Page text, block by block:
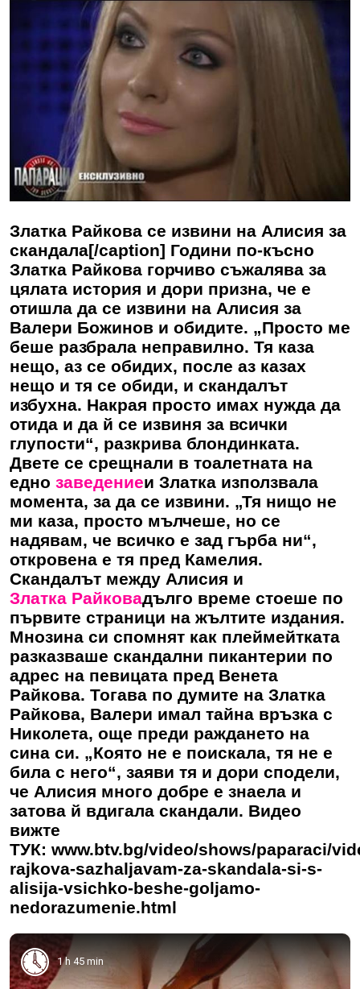
Златка Райкова се извини на Алисия за
скандала[/caption] Години по-късно
Златка Райкова горчиво съжалява за
цялата история и дори призна, че е
отишла да се извини на Алисия за
Валери Божинов и обидите. „Просто ме
беше разбрала неправилно. Тя каза
нещо, аз се обидих, после аз казах
нещо и тя се обиди, и скандалът
избухна. Накрая просто имах нужда да
отида и да й се извиня за всички
глупости“, разкрива блондинката.
Двете се срещнали в тоалетната на
едно заведениеи Златка използвала
момента, за да се извини. „Тя нищо не
ми каза, просто мълчеше, но се
надявам, че всичко е зад гърба ни“,
откровена е тя пред Камелия.
Скандалът между Алисия и
Златка Райковадълго време стоеше по
първите страници на жълтите издания.
Мнозина си спомнят как плеймейтката
разказваше скандални пикантерии по
адрес на певицата пред Венета
Райкова. Тогава по думите на Златка
Райкова, Валери имал тайна връзка с
Николета, още преди раждането на
сина си. „Която не е поискала, тя не е
била с него“, заяви тя и дори сподели,
че Алисия много добре е знаела и
затова й вдигала скандали. Видео
вижте
ТУК: www.btv.bg/video/shows/paparaci/
rajkova-sazhaljavam-za-skandala-si-s-
alisija-vsichko-beshe-goljamo-
nedorazumenie.html
1 h 45 min